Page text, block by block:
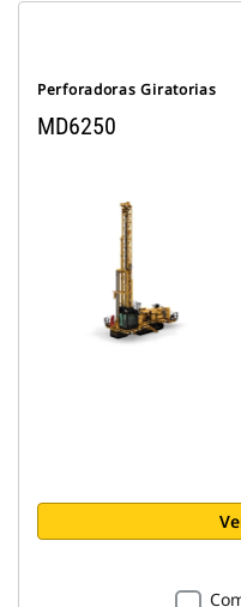
Perforadoras Giratorias
MD6250